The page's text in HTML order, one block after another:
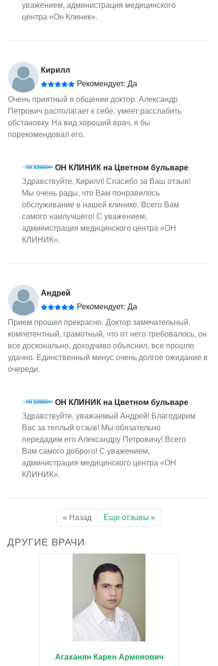
уважением, администрация медицинского
центра «Он Клиник».
Кирилл
Рекомендует: Да
Очень приятный в общении доктор. Александр
Петрович располагает к себе, умеет расслабить
обстановку. На вид хороший врач, я бы
порекомендовал его.
ОН КЛИНИК на Цветном бульваре
Здравствуйте, Кирилл! Спасибо за Ваш отзыв!
Мы очень рады, что Вам понравилось
обслуживание в нашей клинике. Всего Вам
самого наилучшего! С уважением,
администрация медицинского центра «ОН
КЛИНИК».
Андрей
Рекомендует: Да
Прием прошел прекрасно. Доктор замечательный,
компетентный, грамотный, что от него требовалось, он
все досконально, доходчиво объяснил, все прошло
удачно. Единственный минус очень долгое ожидание в
очереди.
ОН КЛИНИК на Цветном бульваре
Здравствуйте, уважаемый Андрей! Благодарим
Вас за теплый отзыв! Мы обязательно
передадим его Александру Петровичу! Всего
Вам самого доброго! С уважением,
администрация медицинского центра «ОН
КЛИНИК».
« Назад Еще отзывы »
ДРУГИЕ ВРАЧИ
Агаханян Карен Арменович